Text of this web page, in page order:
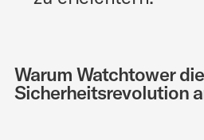
Warum Watchtower
Sicherheitsrevolution